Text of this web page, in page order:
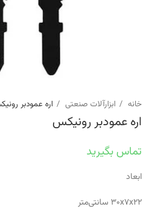
خانه ابزارآلات صنعتی اره عمودبر
اره عمودبر رونیکس
تماس بگیرید
ابعاد
۳۰x۷x۲۲ سانتی‌متر